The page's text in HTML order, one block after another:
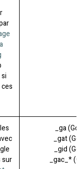
sur
_ga
_gat
_gid
_gac_*